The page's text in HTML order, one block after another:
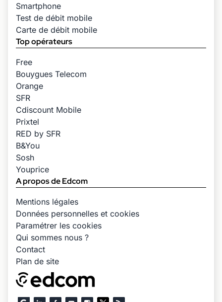
Smartphone
Test de débit mobile
Carte de débit mobile
Top opérateurs
Free
Bouygues Telecom
Orange
SFR
Cdiscount Mobile
Prixtel
RED by SFR
B&You
Sosh
Youprice
A propos de Edcom
Mentions légales
Données personnelles et cookies
Paramétrer les cookies
Qui sommes nous ?
Contact
Plan de site